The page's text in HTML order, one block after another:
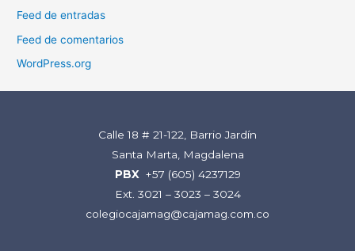
Feed de entradas
Feed de comentarios
WordPress.org
Calle 18 # 21-122, Barrio Jardín
Santa Marta, Magdalena
PBX +57 (605) 4237129
Ext. 3021 – 3023 – 3024
colegiocajamag@cajamag.com.co